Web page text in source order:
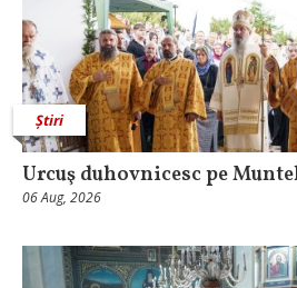
Știri
Urcuş duhovnicesc pe
06 Aug, 2026